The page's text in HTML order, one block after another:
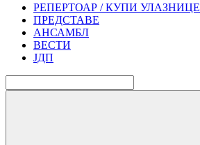
РЕПЕРТОАР / КУПИ УЛАЗНИЦЕ
ПРЕДСТАВЕ
АНСАМБЛ
ВЕСТИ
ЈДП